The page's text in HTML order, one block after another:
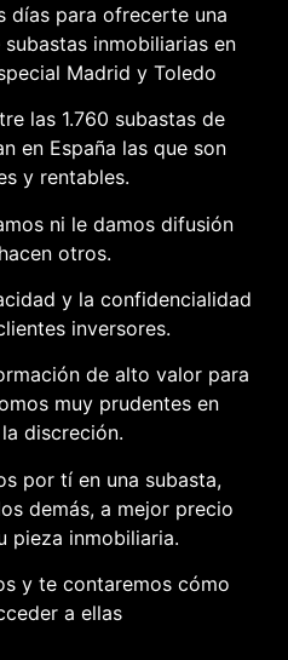
días para ofrecerte una
inmobiliarias en
Madrid y Toledo
las 1.760 subastas de
en España las que son
y rentables.
ni le damos difusión
otros.
y la confidencialidad
inversores.
de alto valor para
muy prudentes en
discreción.
por tí en una subasta,
demás, a mejor precio
pieza inmobiliaria.
y te contaremos cómo
a ellas